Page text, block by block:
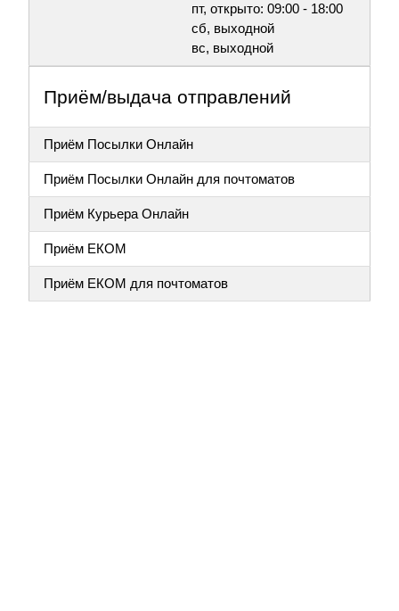
пт, открыто: 09:00 - 18:00
сб, выходной
вс, выходной
Приём/выдача отправлений
Приём Посылки Онлайн
Приём Посылки Онлайн для почтоматов
Приём Курьера Онлайн
Приём ЕКОМ
Приём ЕКОМ для почтоматов